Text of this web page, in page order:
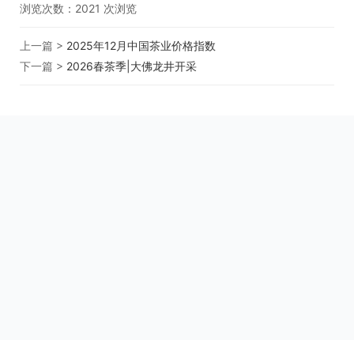
浏览次数： 2021 次浏览
上一篇 > 2025年12月中国茶业价格指数
下一篇 > 2026春茶季|大佛龙井开采